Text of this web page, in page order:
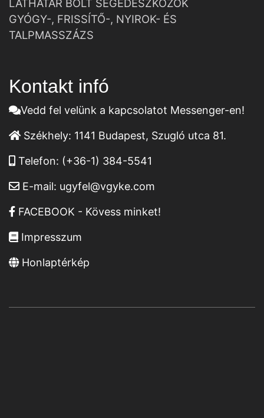
LÁTHATÁR BOLT SEGÉDESZKÖZÖK
GYÓGY-, FRISSÍTŐ-, NYIROK- ÉS
TALPMASSZÁZS
Kontakt infó
Vedd fel velünk a kapcsolatot Messenger-en!
Székhely: 1141 Budapest, Szugló utca 81.
Telefon: (+36-1) 384-5541
E-mail: ugyfel@vgyke.com
FACEBOOK - Kövess minket!
Impresszum
Honlaptérkép